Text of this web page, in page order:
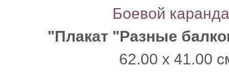
Боевой
"Плакат "Разные
62.00 x 41.00